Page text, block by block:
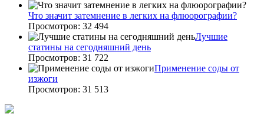
Что значит затемнение в легких на флюорографии?
Просмотров: 32 494
Лучшие
статины на сегодняшний день
Просмотров: 31 722
Применение соды от
изжоги
Просмотров: 31 513